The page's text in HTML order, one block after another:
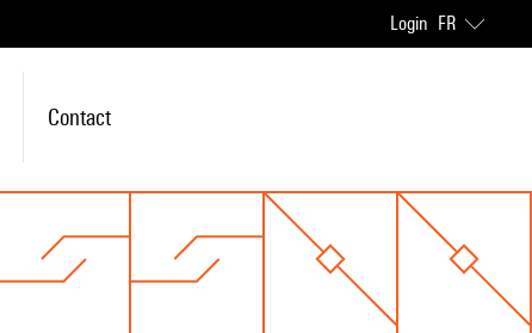
Login FR
Contact